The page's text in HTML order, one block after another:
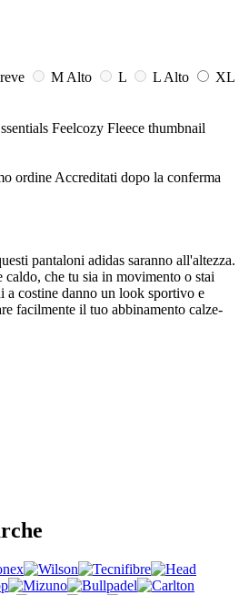
M Alto L L Alto
XL
ordine Accreditati dopo la conferma
pantaloni adidas saranno all'altezza.
che tu sia in movimento o stai
a costine danno un look sportivo e
facilmente il tuo abbinamento calze-